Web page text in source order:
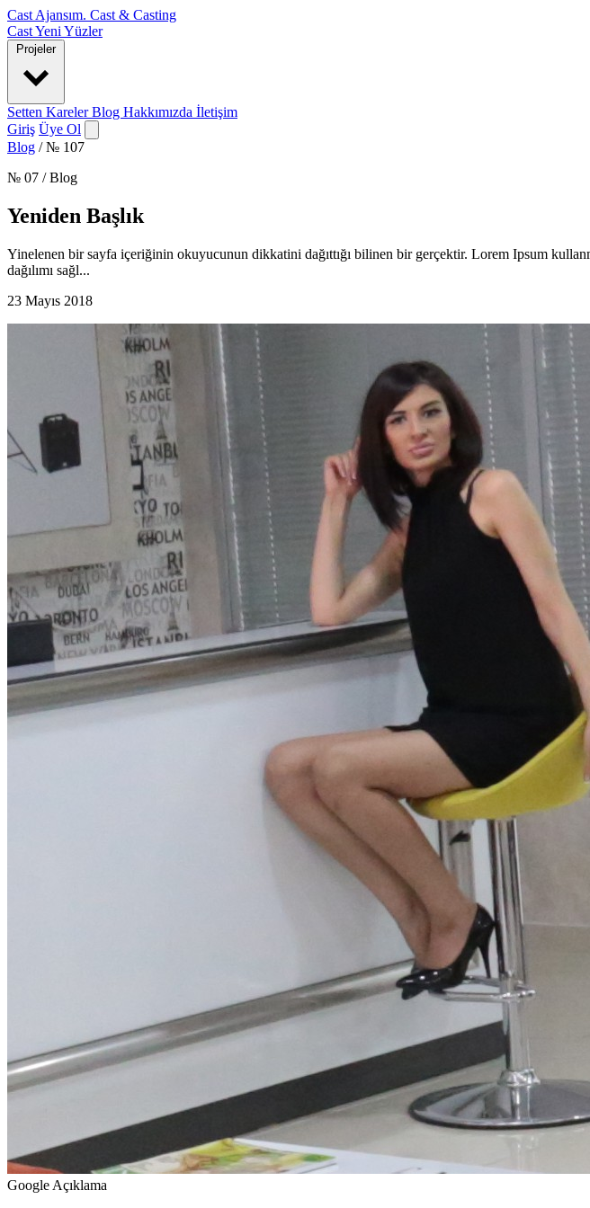
Cast Ajansım. Cast & Casting
CastYeni Yüzler
Projeler
Setten KarelerBlog Hakkımızda İletişim
Giriş Üye Ol
Blog / № 107
№ 07 / Blog
Yeniden Başlık
Yinelenen bir sayfa içeriğinin okuyucunun dikkatini dağıttığı bilinen bir gerçektir. Lorem Ipsum
dağılımı sağl...
23 Mayıs 2018
Google Açıklama